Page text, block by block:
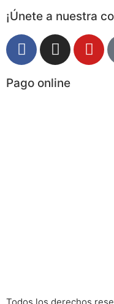
¡Únete a nuestra
Pago online